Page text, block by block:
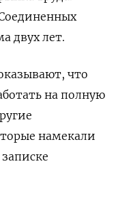
двух лет.
что
на полную
намекали